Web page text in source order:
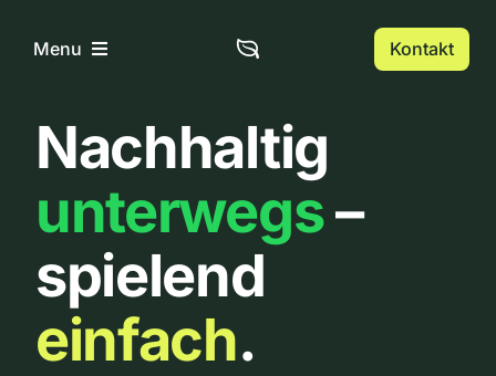
InhaltMenu
Home
Über uns
Urbanlist
Kontakt
Nachhaltig
unterwegs–
spielend
einfach.